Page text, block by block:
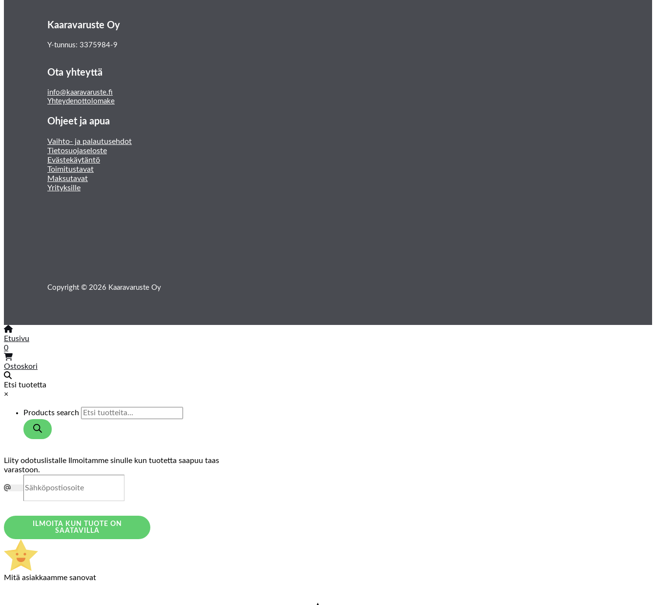
Kaaravaruste Oy
Y-tunnus: 3375984-9
Ota yhteyttä
info@kaaravaruste.fi
Yhteydenottolomake
Ohjeet ja apua
Vaihto- ja palautusehdot
Tietosuojaseloste
Evästekäytäntö
Toimitustavat
Maksutavat
Yrityksille
Copyright © 2026 Kaaravaruste Oy
Etusivu
0
Ostoskori
Etsi tuotetta
×
Products search
Liity odotuslistalle
Ilmoitamme sinulle kun tuotetta saapuu taas
varastoon.
ILMOITA KUN TUOTE ON
SAATAVILLA
Mitä asiakkaamme sanovat